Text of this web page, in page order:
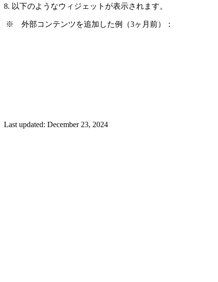
8. 以下のようなウィジェットが表示されます。
※ 外部コンテンツを追加した例（3ヶ月前）：
Last updated: December 23, 2024